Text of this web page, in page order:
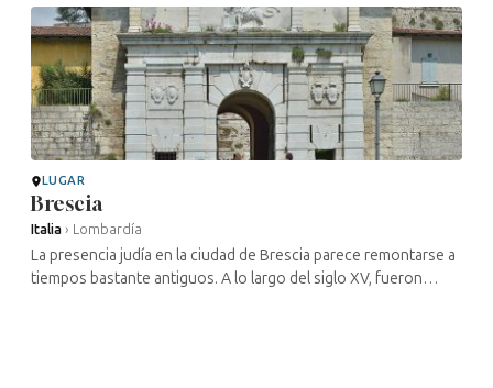
LUGAR
Brescia
Italia › Lombardía
La presencia judía en la ciudad de Brescia parece remontarse a
tiempos bastante antiguos. A lo largo del siglo XV, fueron